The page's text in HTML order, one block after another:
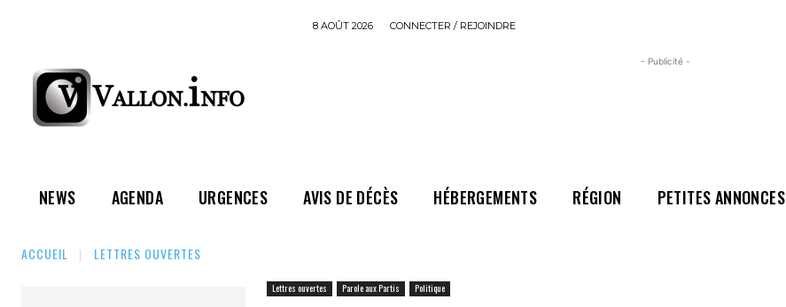
8 AOÛT 2026 CONNECTER / REJOINDRE
- Publicité -
NEWS AGENDA URGENCES AVIS DE DÉCÈS HÉBERGEMENTS RÉGION PETITES ANNONCES
ACCUEIL LETTRES OUVERTES
Lettres ouvertes Parole aux Partis Politique